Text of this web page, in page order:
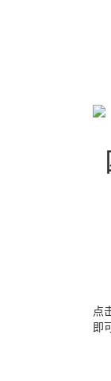
点
即